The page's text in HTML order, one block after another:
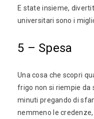
E state insieme,
universitari sono i
5 – Spesa
Una cosa che scopri
frigo non si riempie da
minuti pregando di
nemmeno le credenze,